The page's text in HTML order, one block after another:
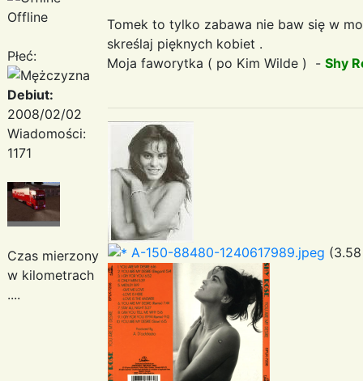
Offline
Płeć:
Debiut:
2008/02/02
Wiadomości:
1171
Czas mierzony
w kilometrach
....
Tomek to tylko zabawa nie baw się w
skreślaj pięknych kobiet .
Moja faworytka ( po Kim Wilde ) - Shy
A-150-88480-1240617989.jpeg